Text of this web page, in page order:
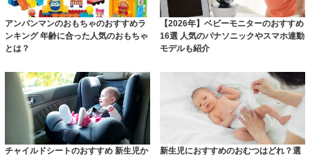
アンパンマンのおもちゃのおすすめラ
ンキング 年齢に合った人気のおもちゃ
とは？
【2026年】ベビーモニターのおすすめ
16選 人気のパナソニックやスマホ連動
モデルも紹介
チャイルドシートのおすすめ 新生児か
新生児におすすめのおむつはどれ？選